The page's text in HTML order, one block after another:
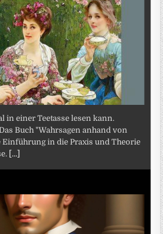
in einer Teetasse lesen kann.
Buch "Wahrsagen anhand von
Einführung in die Praxis und Theorie
[...]